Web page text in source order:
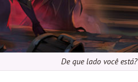
De que lado você está?